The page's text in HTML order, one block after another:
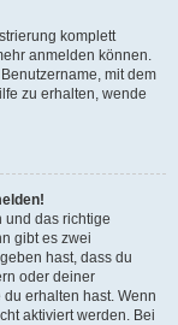
komplett
anmelden können.
mit dem
zu erhalten, wende
und das richtige
gibt es zwei
hast, dass du
oder deiner
erhalten hast. Wenn
aktiviert werden. Bei